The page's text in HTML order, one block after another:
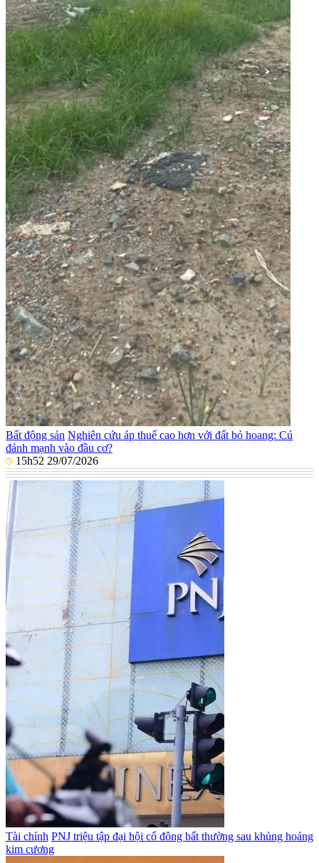
Bất động sản Nghiên cứu áp thuế cao hơn với đất bỏ hoang: Cú
đánh mạnh vào đầu cơ?
15h52 29/07/2026
Tài chính PNJ triệu tập đại hội cổ đông bất thường sau khủng hoảng
kim cương